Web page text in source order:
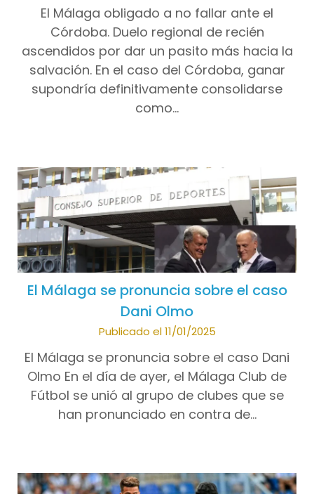
El Málaga obligado a no fallar ante el
Córdoba. Duelo regional de recién
ascendidos por dar un pasito más hacia la
salvación. En el caso del Córdoba, ganar
supondría definitivamente consolidarse
como…
El Málaga se pronuncia sobre el caso
Dani Olmo
Publicado el 11/01/2025
El Málaga se pronuncia sobre el caso Dani
Olmo En el día de ayer, el Málaga Club de
Fútbol se unió al grupo de clubes que se
han pronunciado en contra de…